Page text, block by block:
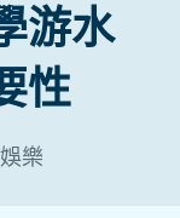
游水
性
樂